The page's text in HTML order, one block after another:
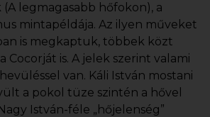
legmagasabb hőfokon), a
mintapéldája. Az ilyen műveket
is megkaptuk, többek közt
Cocorját is. A jelek szerint valami
van. Káli István mostani
a pokol tüze szintén a hővel
István-féle „hőjelenség”